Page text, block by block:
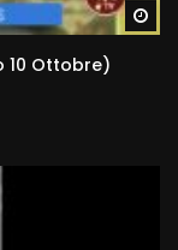
10 Ottobre)